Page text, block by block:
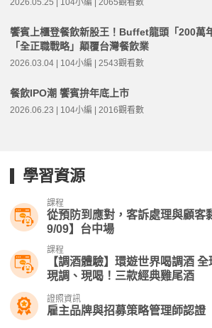
2026.05.25 | 104小編 | 2065觀看數
饗賓上櫃登餐飲新股王！Buffet龍頭「200萬
「全正職戰略」顛覆台灣餐飲業
2026.03.04 | 104小編 | 2543觀看數
餐飲IPO潮 饗賓拚年底上市
2026.06.23 | 104小編 | 2016觀看數
學習資源
課程
從預防到應對，客訴處理與顧客
9/09】台中場
課程
【調酒體驗】環遊世界喝調酒
現調、現喝！三款經典雞尾酒
證照資訊
雇主品牌與招募策略管理師認證